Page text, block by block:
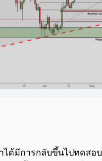
ด้มีการกลับขึ้นไปทดสอ